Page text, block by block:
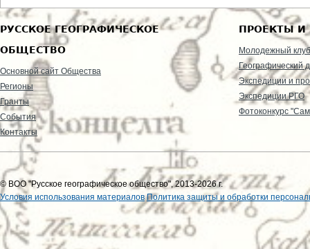
РУССКОЕ ГЕОГРАФИЧЕСКОЕ
ОБЩЕСТВО
Основной сайт Общества
Регионы
Гранты
События
Контакты
ПРОЕКТЫ И
Молодежный клуб
Географический
Экспедиции и
Экспедиции РГО
Фотоконкурс
© ВОО "Русское географическое общество", 2013-2026 г.
Условия использования материалов Политика защиты и обработки